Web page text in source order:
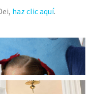
haz clic aquí.